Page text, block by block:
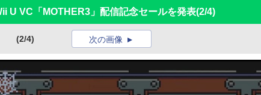
U VC「MOTHER3」配信記念セールを発表(2/4)
(2/4) 次の画像